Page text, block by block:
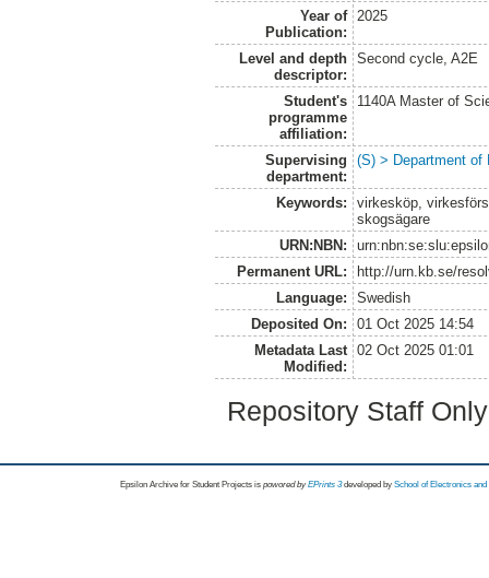
Year of
Publication:
2025
Level and depth
descriptor:
Second cycle, A2E
Student's
programme
affiliation:
1140A Master of
Supervising
department:
(S) > Department of
Keywords:
virkesköp,
skogsägare
URN:NBN:
Permanent URL:
http://urn.kb.se/
Language:
Swedish
Deposited On:
01 Oct 2025 14:54
Metadata Last
Modified:
02 Oct 2025 01:01
Repository Staff
Epsilon Archive for Student Projects is powored byEPrints 3 developed by School of Electronics